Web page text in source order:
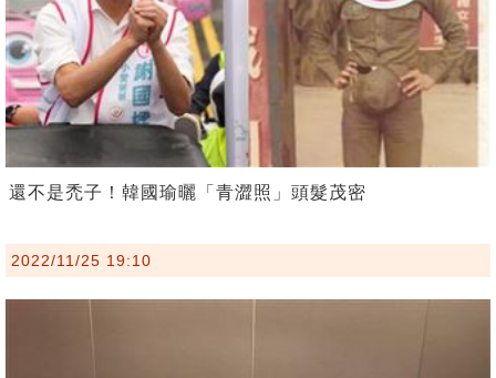
還不是禿子！韓國瑜曬「青澀照」頭髮茂密
2022/11/25 19:10